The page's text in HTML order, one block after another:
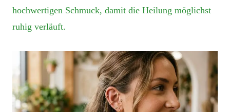
hochwertigen Schmuck, damit die Heilung möglichst
ruhig verläuft.